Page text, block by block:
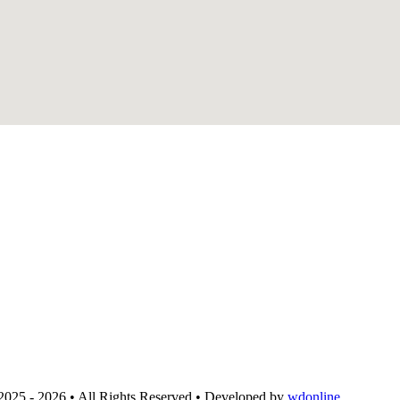
- 2026 • All Rights Reserved • Developed bywdonline